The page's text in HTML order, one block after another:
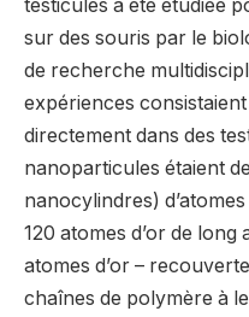
testicules a été étudiée
sur des souris par le
de recherche
expériences
directement dans des
nanoparticules étaient
nanocylindres)
120 atomes d’or de long
atomes d’or –
chaînes de polymère à